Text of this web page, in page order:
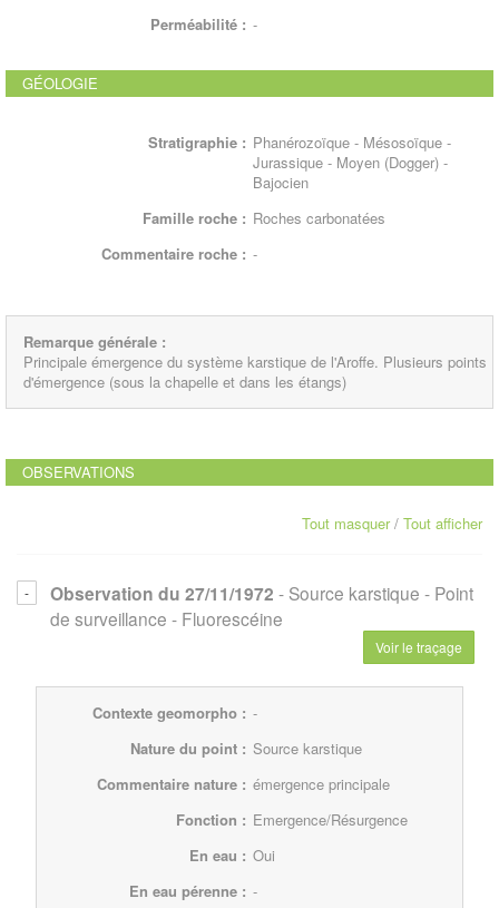
Perméabilité : -
GÉOLOGIE
Stratigraphie : Phanérozoïque - Mésosoïque -
Jurassique - Moyen (Dogger) -
Bajocien
Famille roche : Roches carbonatées
Commentaire roche : -
Remarque générale :
Principale émergence du système karstique de l'Aroffe. Plusieurs points
d'émergence (sous la chapelle et dans les étangs)
OBSERVATIONS
Tout masquer/ Tout afficher
Observation du 27/11/1972 - Source karstique - Point
de surveillance - Fluorescéine
Voir le traçage
Contexte geomorpho : -
Nature du point : Source karstique
Commentaire nature : émergence principale
Fonction : Emergence/Résurgence
En eau : Oui
En eau pérenne : -